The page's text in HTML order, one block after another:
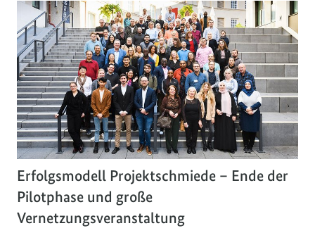
Erfolgsmodell Projektschmiede – Ende der
Pilotphase und große
Vernetzungsveranstaltung